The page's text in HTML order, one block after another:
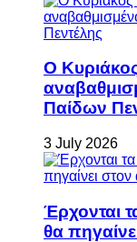
Ο
Παίδων
3 July 2026
Έρχονται
θα